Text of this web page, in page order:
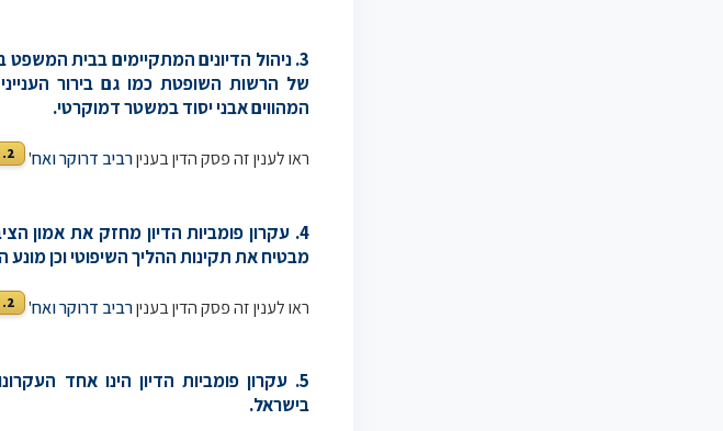
3. ניהול הדיונים המתקיימים בבית
של הרשות השופטת כמו גם בירור
המהווים אבני יסוד במשטר דמוקרטי.
ראו לענין זה פסק הדין בעניןרביב דרוקר ואח'
2.
4. עקרון פומביות הדיון מחזק את אמון
מבטיח את תקינות ההליך השיפוטי וכן
ראו לענין זה פסק הדין בעניןרביב דרוקר ואח'
2.
5. עקרון פומביות הדיון הינו אחד
בישראל.